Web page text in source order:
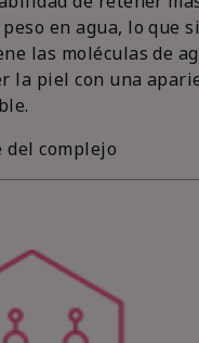
peso en agua, lo que
las moléculas de
la piel con una
del complejo